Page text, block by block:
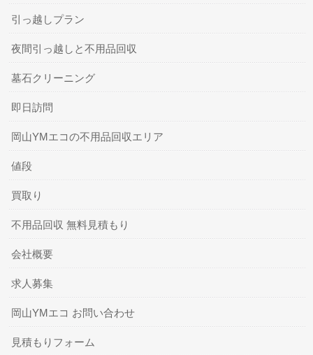
引っ越しプラン
夜間引っ越しと不用品回収
墓石クリーニング
即日訪問
岡山YMエコの不用品回収エリア
値段
買取り
不用品回収 無料見積もり
会社概要
求人募集
岡山YMエコ お問い合わせ
見積もりフォーム